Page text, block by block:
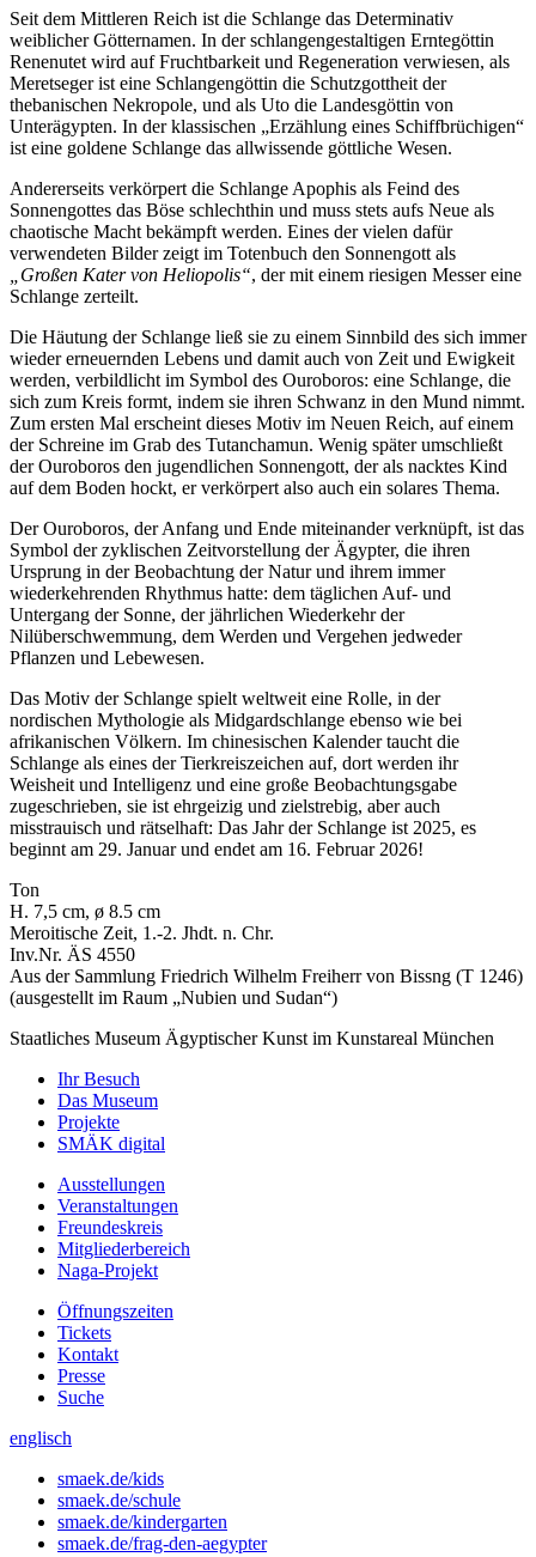
Seit dem Mittleren Reich ist die Schlange das Determinativ
weiblicher Götternamen. In der schlangengestaltigen Erntegöttin
Renenutet wird auf Fruchtbarkeit und Regeneration verwiesen, als
Meretseger ist eine Schlangengöttin die Schutzgottheit der
thebanischen Nekropole, und als Uto die Landesgöttin von
Unterägypten. In der klassischen „Erzählung eines Schiffbrüchigen“
ist eine goldene Schlange das allwissende göttliche Wesen.
Andererseits verkörpert die Schlange Apophis als Feind des
Sonnengottes das Böse schlechthin und muss stets aufs Neue als
chaotische Macht bekämpft werden. Eines der vielen dafür
verwendeten Bilder zeigt im Totenbuch den Sonnengott als
„Großen Kater von Heliopolis“, der mit einem riesigen Messer eine
Schlange zerteilt.
Die Häutung der Schlange ließ sie zu einem Sinnbild des sich immer
wieder erneuernden Lebens und damit auch von Zeit und Ewigkeit
werden, verbildlicht im Symbol des Ouroboros: eine Schlange, die
sich zum Kreis formt, indem sie ihren Schwanz in den Mund nimmt.
Zum ersten Mal erscheint dieses Motiv im Neuen Reich, auf einem
der Schreine im Grab des Tutanchamun. Wenig später umschließt
der Ouroboros den jugendlichen Sonnengott, der als nacktes Kind
auf dem Boden hockt, er verkörpert also auch ein solares Thema.
Der Ouroboros, der Anfang und Ende miteinander verknüpft, ist das
Symbol der zyklischen Zeitvorstellung der Ägypter, die ihren
Ursprung in der Beobachtung der Natur und ihrem immer
wiederkehrenden Rhythmus hatte: dem täglichen Auf- und
Untergang der Sonne, der jährlichen Wiederkehr der
Nilüberschwemmung, dem Werden und Vergehen jedweder
Pflanzen und Lebewesen.
Das Motiv der Schlange spielt weltweit eine Rolle, in der
nordischen Mythologie als Midgardschlange ebenso wie bei
afrikanischen Völkern. Im chinesischen Kalender taucht die
Schlange als eines der Tierkreiszeichen auf, dort werden ihr
Weisheit und Intelligenz und eine große Beobachtungsgabe
zugeschrieben, sie ist ehrgeizig und zielstrebig, aber auch
misstrauisch und rätselhaft: Das Jahr der Schlange ist 2025, es
beginnt am 29. Januar und endet am 16. Februar 2026!
Ton
H. 7,5 cm, ø 8.5 cm
Meroitische Zeit, 1.-2. Jhdt. n. Chr.
Inv.Nr. ÄS 4550
Aus der Sammlung Friedrich Wilhelm Freiherr von Bissng (T 1246)
(ausgestellt im Raum „Nubien und Sudan“)
Staatliches Museum Ägyptischer Kunst im Kunstareal München
Ihr Besuch
Das Museum
Projekte
SMÄK digital
Ausstellungen
Veranstaltungen
Freundeskreis
Mitgliederbereich
Naga-Projekt
Öffnungszeiten
Tickets
Kontakt
Presse
Suche
englisch
smaek.de/kids
smaek.de/schule
smaek.de/kindergarten
smaek.de/frag-den-aegypter